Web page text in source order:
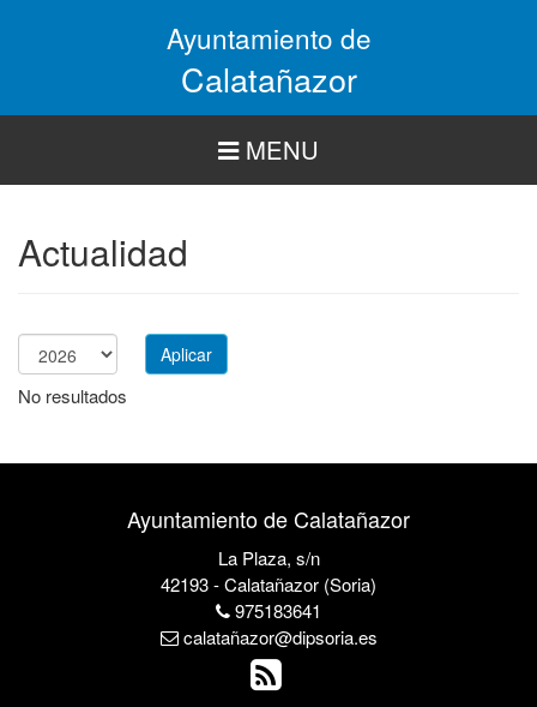
Ayuntamiento de
Calatañazor
MENU
Actualidad
Año
Aplicar
No resultados
Ayuntamiento de Calatañazor
La Plaza, s/n
42193 - Calatañazor (Soria)
975183641
calatañazor@dipsoria.es